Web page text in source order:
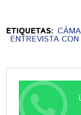
ETIQUETAS:
ENTREVISTA